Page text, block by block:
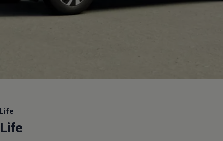
Motorenöl und Flüssigkeiten
Räder und Reifen
Transport
Life
Life